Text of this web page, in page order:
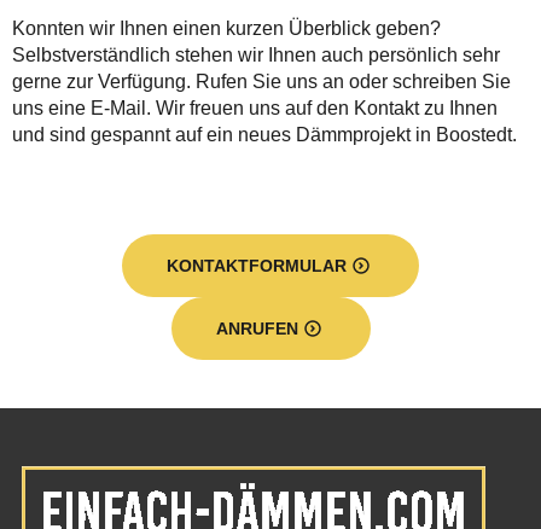
Konnten wir Ihnen einen kurzen Überblick geben?
Selbstverständlich stehen wir Ihnen auch persönlich sehr
gerne zur Verfügung. Rufen Sie uns an oder schreiben Sie
uns eine E-Mail. Wir freuen uns auf den Kontakt zu Ihnen
und sind gespannt auf ein neues Dämmprojekt in Boostedt.
KONTAKTFORMULAR
ANRUFEN